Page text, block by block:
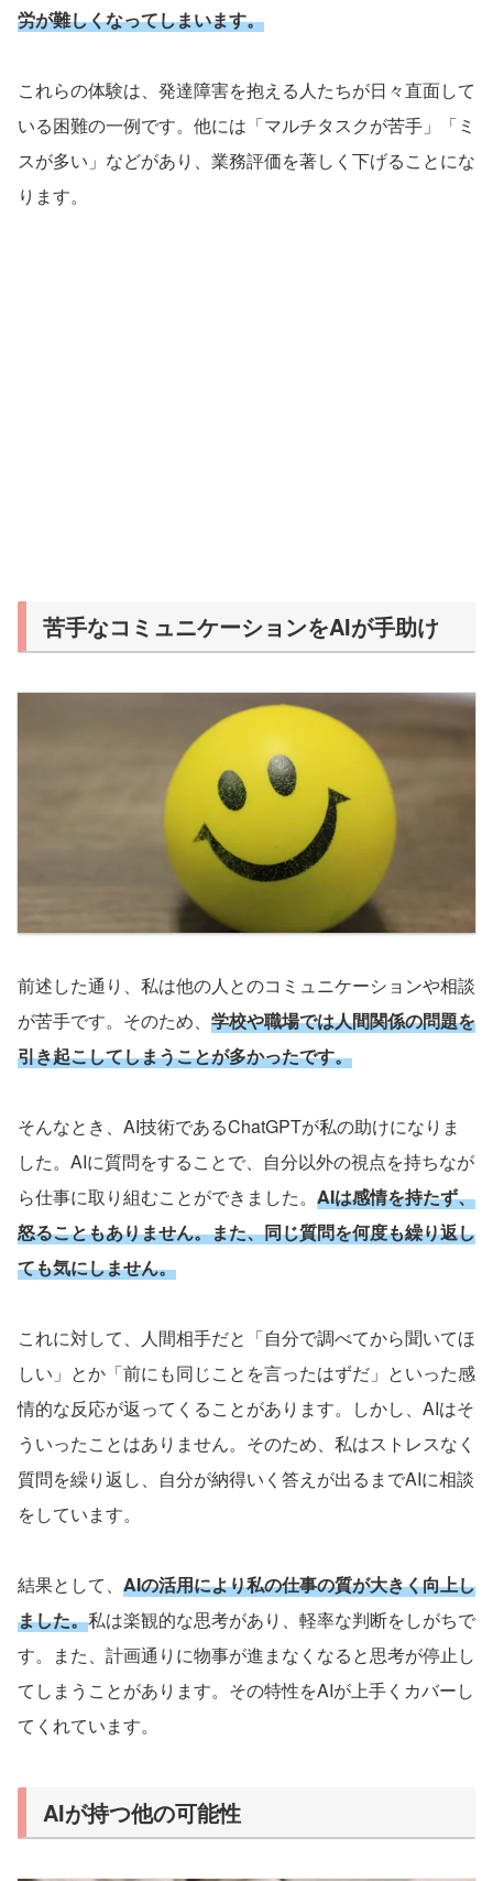
労が難しくなってしまいます。
これらの体験は、発達障害を抱える人たちが日々直面して
いる困難の一例です。他には「マルチタスクが苦手」「ミ
スが多い」などがあり、業務評価を著しく下げることにな
ります。
苦手なコミュニケーションをAIが手助け
前述した通り、私は他の人とのコミュニケーションや相談
が苦手です。そのため、 学校や職場では人間関係の問題を
引き起こしてしまうことが多かったです。
そんなとき、 AI技術であるChatGPTが私の助けになりま
した。 AIに質問をすることで、自分以外の視点を持ちなが
ら仕事に取り組むことができました。 AIは感情を持たず、
怒ることもありません。また、同じ質問を何度も繰り返し
ても気にしません。
これに対して、人間相手だと「自分で調べてから聞いてほ
しい」とか「前にも同じことを言ったはずだ」といった感
情的な反応が返ってくることがあります。しかし、 AIはそ
ういったことはありません。そのため、私はストレスなく
質問を繰り返し、自分が納得いく答えが出るまでAIに相談
をしています。
結果として、 AIの活用により私の仕事の質が大きく向上し
ました。私は楽観的な思考があり、軽率な判断をしがちで
す。また、計画通りに物事が進まなくなると思考が停止し
てしまうことがあります。その特性をAIが上手くカバーし
てくれています。
AIが持つ他の可能性